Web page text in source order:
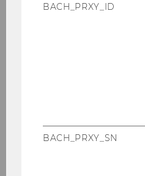
Alumni
BACH_PRXY_ID
BACH_PRXY_SN